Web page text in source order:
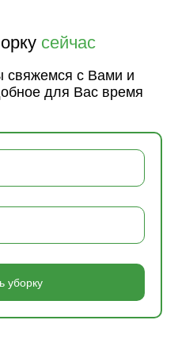
сейчас
свяжемся с Вами и
для Вас время
уборку